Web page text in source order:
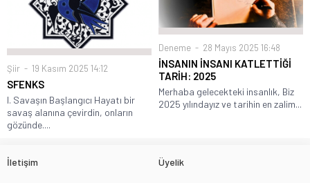
YIKILMAYAN GENÇLİK
BAHÇEDEKİ YABANCI
Şiir 19 Kasım 2025 14:12
SFENKS
I. Savaşın Başlangıcı Hayatı bir
savaş alanına çevirdin, onların
gözünde....
Deneme 28 Mayıs 2025 16:48
İNSANIN İNSANI KATLETTİĞİ
TARİH: 2025
Merhaba gelecekteki insanlık, Biz
2025 yılındayız ve tarihin en zalim...
İletişim Üyelik